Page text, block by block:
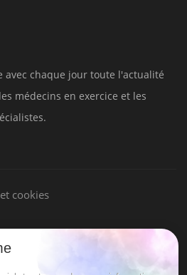
avec chaque jour toute l'actualité
médecins en exercice et les
cookies